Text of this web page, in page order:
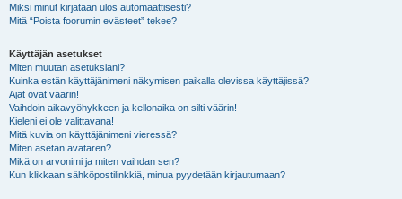
Miksi minut kirjataan ulos automaattisesti?
Mitä “Poista foorumin evästeet” tekee?
Käyttäjän asetukset
Miten muutan asetuksiani?
Kuinka estän käyttäjänimeni näkymisen paikalla olevissa käyttäjissä?
Ajat ovat väärin!
Vaihdoin aikavyöhykkeen ja kellonaika on silti väärin!
Kieleni ei ole valittavana!
Mitä kuvia on käyttäjänimeni vieressä?
Miten asetan avataren?
Mikä on arvonimi ja miten vaihdan sen?
Kun klikkaan sähköpostilinkkiä, minua pyydetään kirjautumaan?